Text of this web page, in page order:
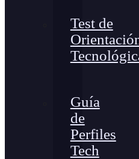
Test de
Guía
de
Perfiles
Tech